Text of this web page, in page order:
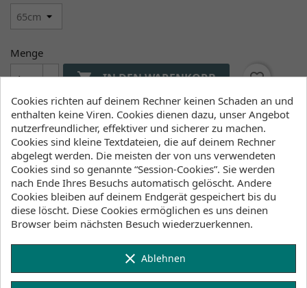
Menge
 IN DEN WARENKORB
favorite_border
Liefern wir ab Lager
Verfügbarkeit (Lager, Lieferzeiten)
Lager Wind&Snow
an Lager:
2-4 Werktage
Klicke hier um die Lagerbestände anzuzeigen
Cookies richten auf deinem Rechner keinen Schaden an und
enthalten keine Viren. Cookies dienen dazu, unser Angebot
nutzerfreundlicher, effektiver und sicherer zu machen.
Cookies sind kleine Textdateien, die auf deinem Rechner
abgelegt werden. Die meisten der von uns verwendeten
Cookies sind so genannte “Session-Cookies”. Sie werden
nach Ende Ihres Besuchs automatisch gelöscht. Andere
Cookies bleiben auf deinem Endgerät gespeichert bis du
diese löscht. Diese Cookies ermöglichen es uns deinen
Browser beim nächsten Besuch wiederzuerkennen.
clear Ablehnen